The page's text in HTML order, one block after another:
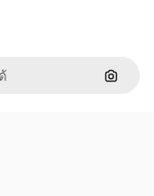
ค้นหา